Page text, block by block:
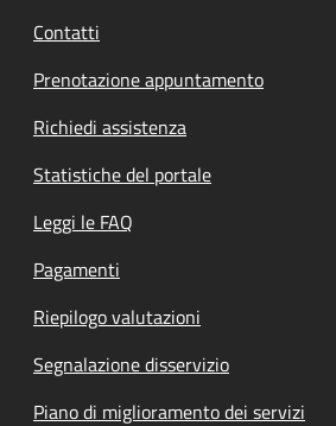
Contatti
Prenotazione appuntamento
Richiedi assistenza
Statistiche del portale
Leggi le FAQ
Pagamenti
Riepilogo valutazioni
Segnalazione disservizio
Piano di miglioramento dei servizi